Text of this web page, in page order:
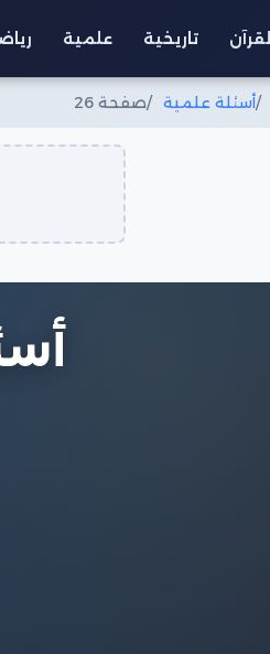
القرآن تاريخية علمية
أسئلة علمية صفحة 26